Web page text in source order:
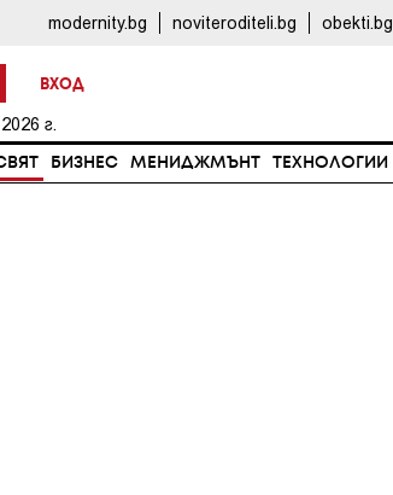
modernity.bg noviteroditeli.bg obekti.bg
ВХОД
г.
БИЗНЕС МЕНИДЖМЪНТ ТЕХНОЛОГИИ